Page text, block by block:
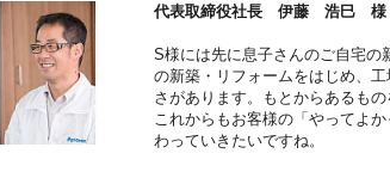
代表取締役社長 伊藤 浩巳 様
S様には先に息子さんのご自宅の
の新築・リフォームをはじめ、
さがあります。もとからあるも
これからもお客様の「やってよ
わっていきたいですね。